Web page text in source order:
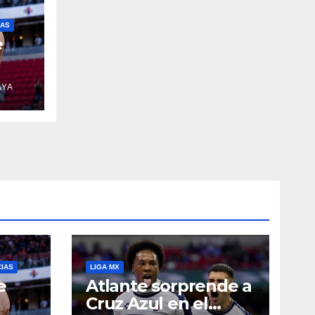
LIGA MX
Atlante sorprende a
Cruz Azul en el